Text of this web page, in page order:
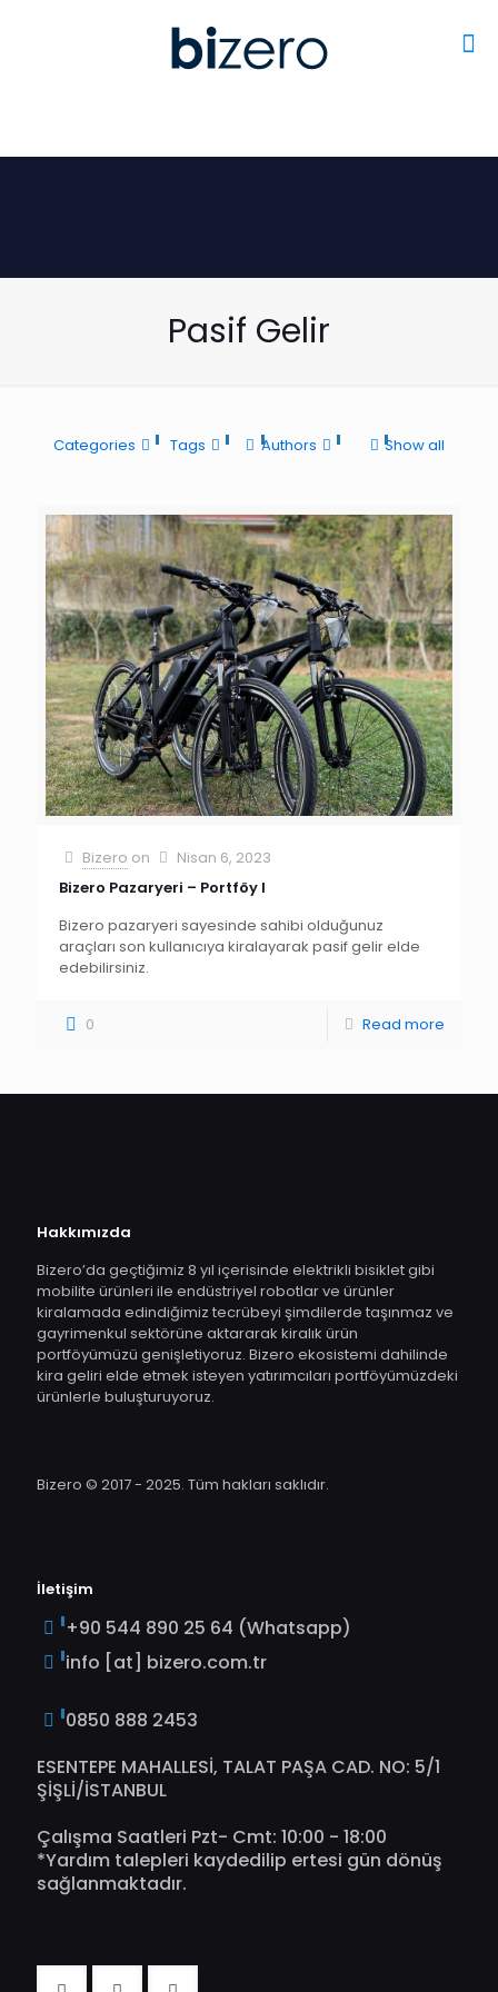
Pasif Gelir
Categories Tags Authors Show all
Bizero on
Nisan 6, 2023
Bizero Pazaryeri – Portföy I
Bizero pazaryeri sayesinde sahibi olduğunuz
araçları son kullanıcıya kiralayarak pasif gelir elde
edebilirsiniz.
0 Read more
Hakkımızda
Bizero’da geçtiğimiz 8 yıl içerisinde elektrikli bisiklet gibi
mobilite ürünleri ile endüstriyel robotlar ve ürünler
kiralamada edindiğimiz tecrübeyi şimdilerde taşınmaz ve
gayrimenkul sektörüne aktararak kiralık ürün
portföyümüzü genişletiyoruz. Bizero ekosistemi dahilinde
kira geliri elde etmek isteyen yatırımcıları portföyümüzdeki
ürünlerle buluşturuyoruz.
Bizero © 2017 - 2025. Tüm hakları saklıdır.
İletişim
+90 544 890 25 64 (Whatsapp)
info [at] bizero.com.tr
0850 888 2453
ESENTEPE MAHALLESİ, TALAT PAŞA CAD. NO: 5/1
ŞİŞLİ/İSTANBUL
Çalışma Saatleri Pzt- Cmt: 10:00 - 18:00
*Yardım talepleri kaydedilip ertesi gün dönüş
sağlanmaktadır.